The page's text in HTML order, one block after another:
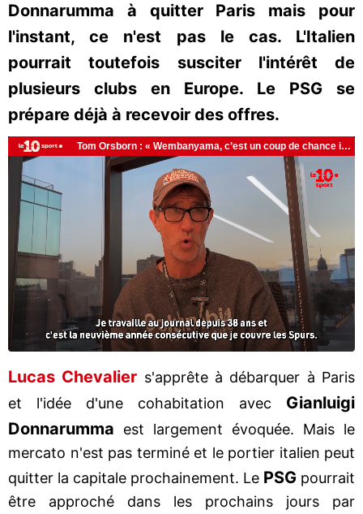
Donnarumma à quitter Paris mais pour
l'instant, ce n'est pas le cas. L'Italien
pourrait toutefois susciter l'intérêt de
plusieurs clubs en Europe. Le PSG se
prépare déjà à recevoir des offres.
Lucas Chevalier s'apprête à débarquer à Paris
et l'idée d'une cohabitation avec Gianluigi
Donnarumma est largement évoquée. Mais le
mercato n'est pas terminé et le portier italien peut
quitter la capitale prochainement. Le PSG pourrait
être approché dans les prochains jours par